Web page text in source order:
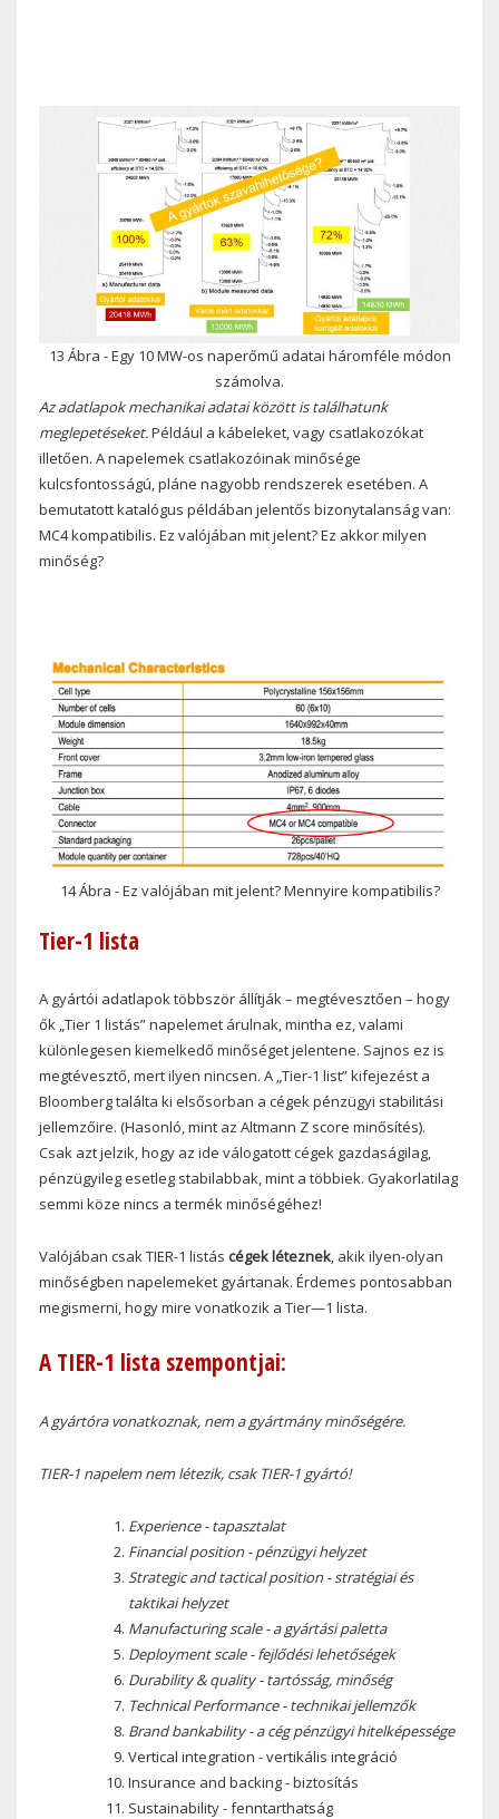
13 Ábra - Egy 10 MW-os naperőmű adatai háromféle módon
számolva.
Az adatlapok mechanikai adatai között is találhatunk
meglepetéseket.Például a kábeleket, vagy csatlakozókat
illetően. A napelemek csatlakozóinak minősége
kulcsfontosságú, pláne nagyobb rendszerek esetében. A
bemutatott katalógus példában jelentős bizonytalanság van:
MC4 kompatibilis. Ez valójában mit jelent? Ez akkor milyen
minőség?
14 Ábra - Ez valójában mit jelent? Mennyire kompatibilis?
Tier-1 lista
A gyártói adatlapok többször állítják – megtévesztően – hogy
ők „Tier 1 listás” napelemet árulnak, mintha ez, valami
különlegesen kiemelkedő minőséget jelentene. Sajnos ez is
megtévesztő, mert ilyen nincsen. A „Tier-1 list” kifejezést a
Bloomberg találta ki elsősorban a cégek pénzügyi stabilitási
jellemzőire. (Hasonló, mint az Altmann Z score minősítés).
Csak azt jelzik, hogy az ide válogatott cégek gazdaságilag,
pénzügyileg esetleg stabilabbak, mint a többiek. Gyakorlatilag
semmi köze nincs a termék minőségéhez!
Valójában csak TIER-1 listás cégek léteznek, akik ilyen-olyan
minőségben napelemeket gyártanak. Érdemes pontosabban
megismerni, hogy mire vonatkozik a Tier—1 lista.
A TIER-1 lista szempontjai:
A gyártóra vonatkoznak, nem a gyártmány minőségére.
TIER-1 napelem nem létezik, csak TIER-1 gyártó!
Experience - tapasztalat
Financial position - pénzügyi helyzet
Strategic and tactical position - stratégiai és
taktikai helyzet
Manufacturing scale - a gyártási paletta
Deployment scale - fejlődési lehetőségek
Durability & quality - tartósság, minőség
Technical Performance - technikai jellemzők
Brand bankability - a cég pénzügyi hitelképessége
Vertical integration - vertikális integráció
Insurance and backing - biztosítás
Sustainability - fenntarthatság